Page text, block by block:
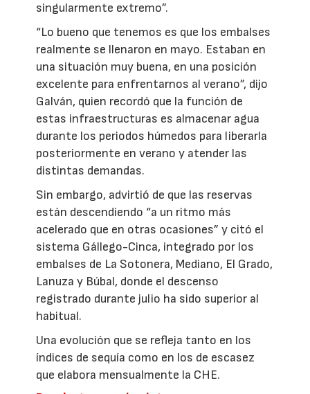
singularmente extremo”.
“Lo bueno que tenemos es que los embalses
realmente se llenaron en mayo. Estaban en
una situación muy buena, en una posición
excelente para enfrentarnos al verano”, dijo
Galván, quien recordó que la función de
estas infraestructuras es almacenar agua
durante los periodos húmedos para liberarla
posteriormente en verano y atender las
distintas demandas.
Sin embargo, advirtió de que las reservas
están descendiendo “a un ritmo más
acelerado que en otras ocasiones” y citó el
sistema Gállego-Cinca, integrado por los
embalses de La Sotonera, Mediano, El Grado,
Lanuza y Búbal, donde el descenso
registrado durante julio ha sido superior al
habitual.
Una evolución que se refleja tanto en los
índices de sequía como en los de escasez
que elabora mensualmente la CHE.